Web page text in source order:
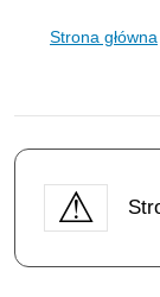
Strona główna